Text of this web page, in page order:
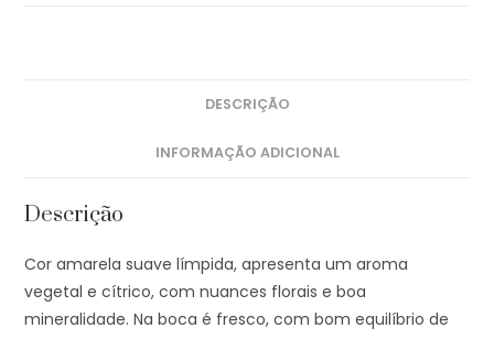
DESCRIÇÃO
INFORMAÇÃO ADICIONAL
Descrição
Cor amarela suave límpida, apresenta um aroma
vegetal e cítrico, com nuances florais e boa
mineralidade. Na boca é fresco, com bom equilíbrio de